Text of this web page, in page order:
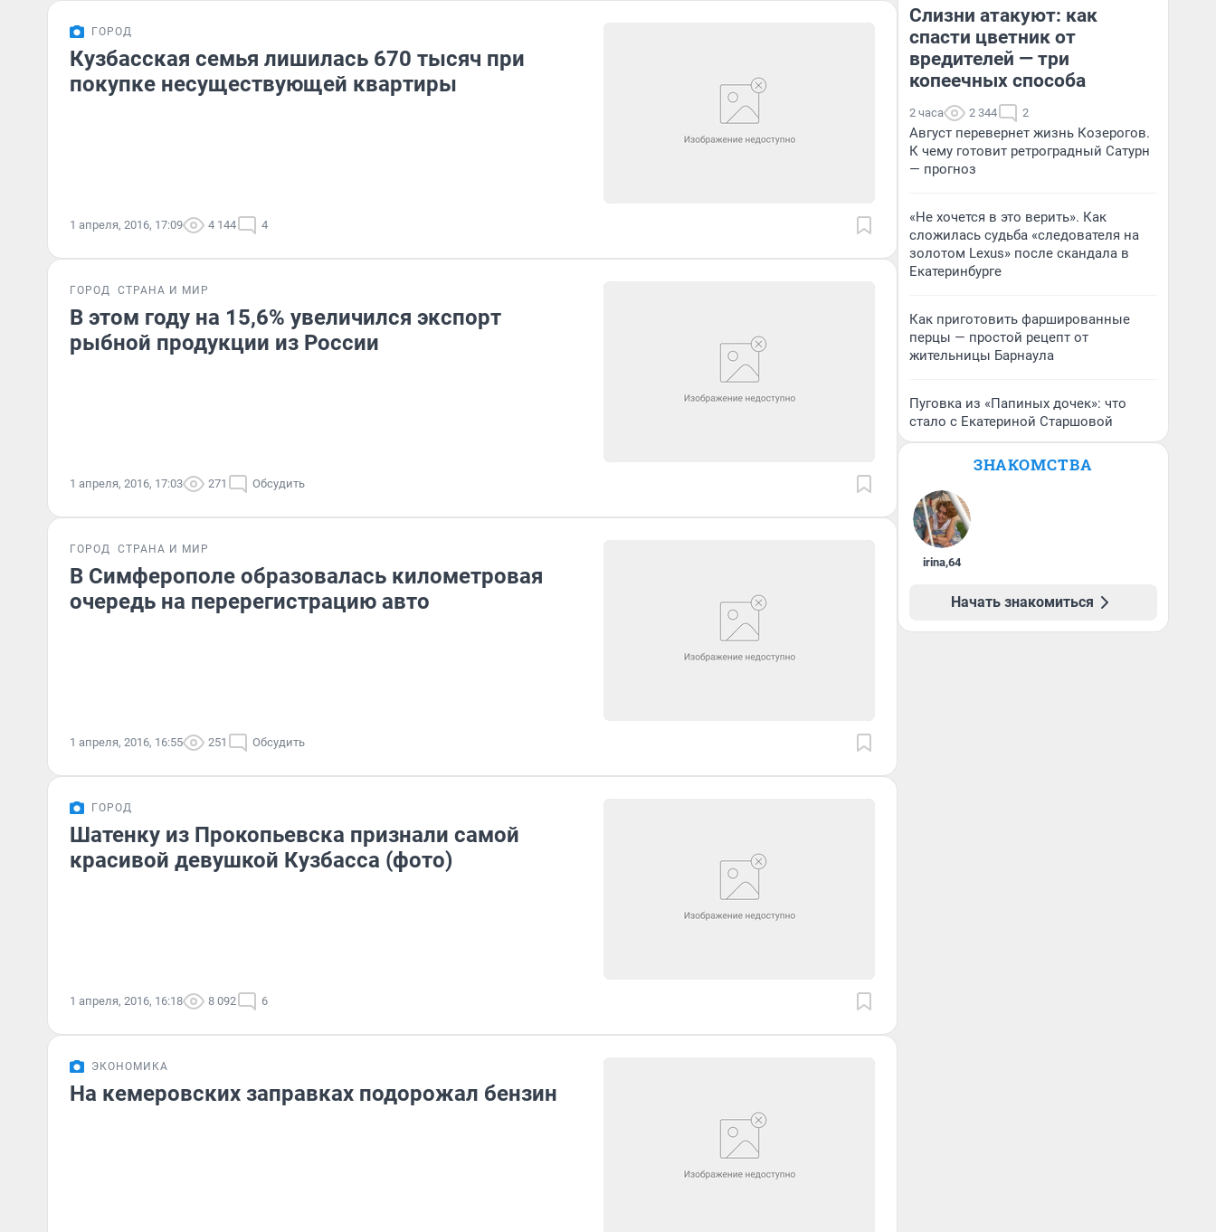
ГОРОД
Кузбасская семья лишилась 670 тысяч при
покупке несуществующей квартиры
1 апреля, 2016, 17:09 4 144 4
ГОРОД СТРАНА И МИР
В этом году на 15,6% увеличился экспорт
рыбной продукции из России
1 апреля, 2016, 17:03 271 Обсудить
ГОРОД СТРАНА И МИР
В Симферополе образовалась километровая
очередь на перерегистрацию авто
1 апреля, 2016, 16:55 251 Обсудить
ГОРОД
Шатенку из Прокопьевска признали самой
красивой девушкой Кузбасса (фото)
1 апреля, 2016, 16:18 8 092 6
ЭКОНОМИКА
На кемеровских заправках подорожал бензин
Слизни атакуют: как
спасти цветник от
вредителей — три
копеечных способа
2 часа 2 344 2
Август перевернет жизнь Козерогов.
К чему готовит ретроградный Сатурн
— прогноз
«Не хочется в это верить». Как
сложилась судьба «следователя на
золотом Lexus» после скандала в
Екатеринбурге
Как приготовить фаршированные
перцы — простой рецепт от
жительницы Барнаула
Пуговка из «Папиных дочек»: что
стало с Екатериной Старшовой
ЗНАКОМСТВА
irina,64
Начать знакомиться